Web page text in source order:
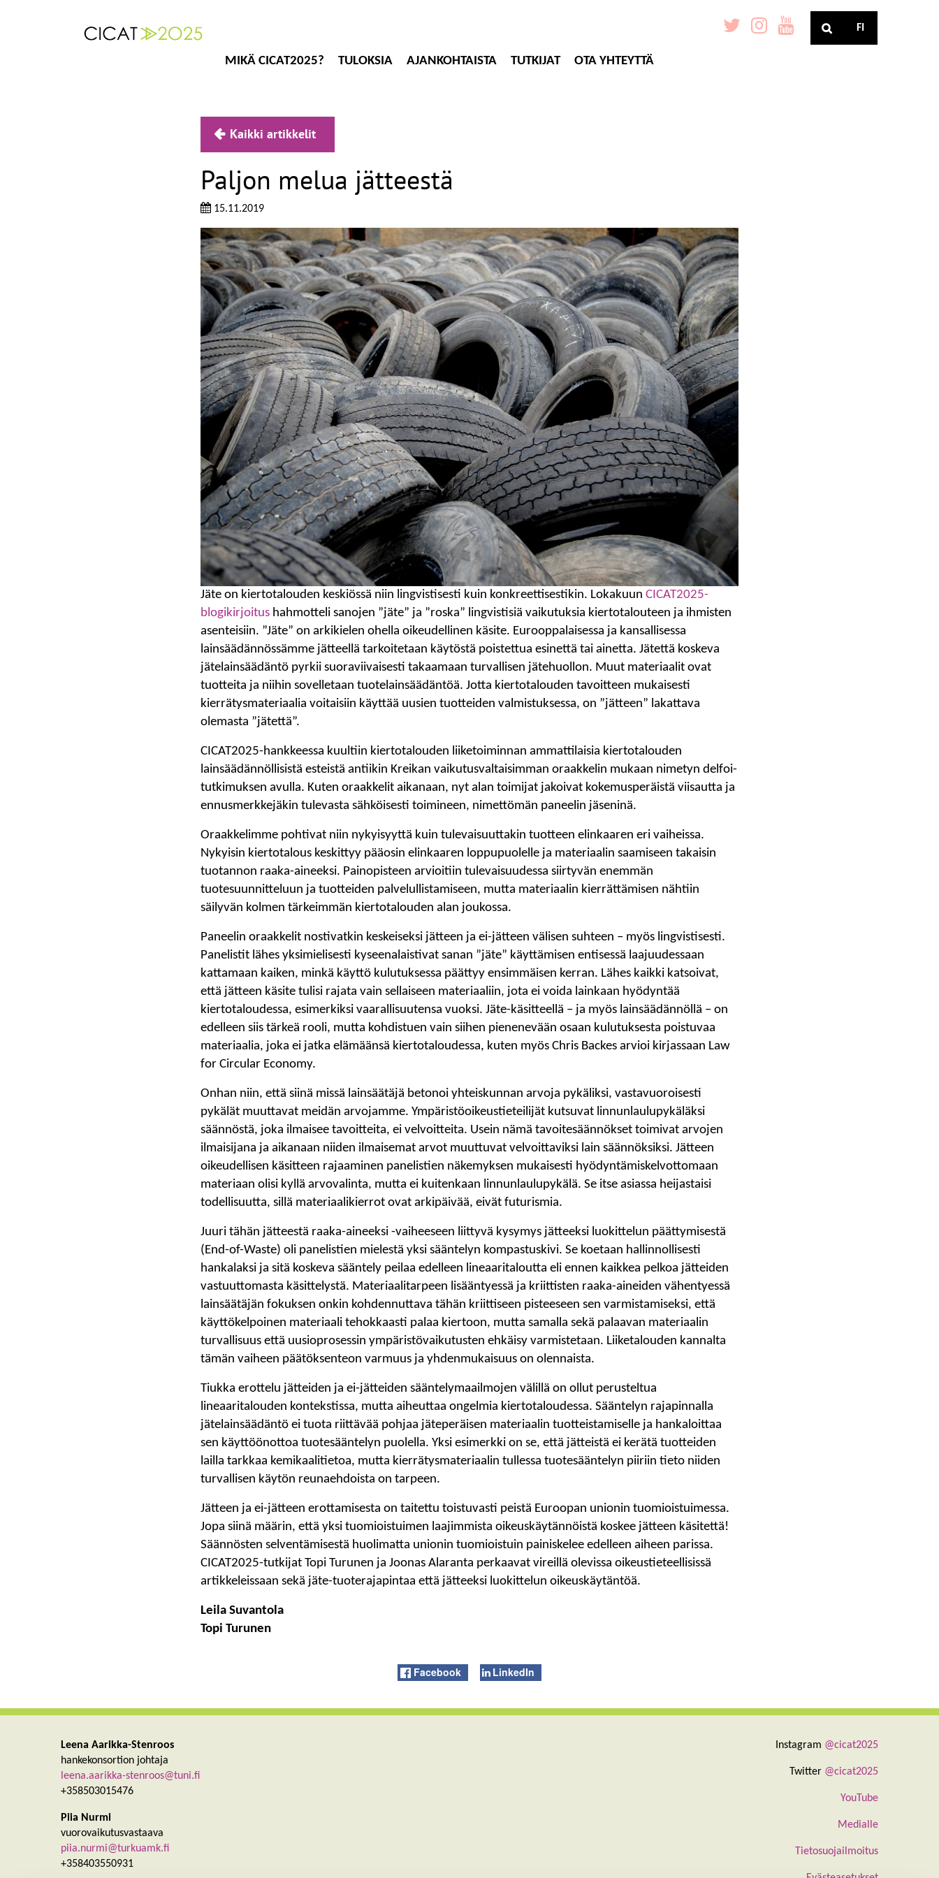
FI
MIKÄ CICAT2025? TULOKSIA AJANKOHTAISTA TUTKIJAT OTA YHTEYTTÄ
Kaikki artikkelit
Paljon melua jätteestä
15.11.2019
Jäte on kiertotalouden keskiössä niin lingvistisesti kuin konkreettisestikin. Lokakuun CICAT2025-
blogikirjoitus hahmotteli sanojen ”jäte” ja ”roska” lingvistisiä vaikutuksia kiertotalouteen ja ihmisten
asenteisiin. ”Jäte” on arkikielen ohella oikeudellinen käsite. Eurooppalaisessa ja kansallisessa
lainsäädännössämme jätteellä tarkoitetaan käytöstä poistettua esinettä tai ainetta. Jätettä koskeva
jätelainsäädäntö pyrkii suoraviivaisesti takaamaan turvallisen jätehuollon. Muut materiaalit ovat
tuotteita ja niihin sovelletaan tuotelainsäädäntöä. Jotta kiertotalouden tavoitteen mukaisesti
kierrätysmateriaalia voitaisiin käyttää uusien tuotteiden valmistuksessa, on ”jätteen” lakattava
olemasta ”jätettä”.
CICAT2025-hankkeessa kuultiin kiertotalouden liiketoiminnan ammattilaisia kiertotalouden
lainsäädännöllisistä esteistä antiikin Kreikan vaikutusvaltaisimman oraakkelin mukaan nimetyn delfoi-
tutkimuksen avulla. Kuten oraakkelit aikanaan, nyt alan toimijat jakoivat kokemusperäistä viisautta ja
ennusmerkkejäkin tulevasta sähköisesti toimineen, nimettömän paneelin jäseninä.
Oraakkelimme pohtivat niin nykyisyyttä kuin tulevaisuuttakin tuotteen elinkaaren eri vaiheissa.
Nykyisin kiertotalous keskittyy pääosin elinkaaren loppupuolelle ja materiaalin saamiseen takaisin
tuotannon raaka-aineeksi. Painopisteen arvioitiin tulevaisuudessa siirtyvän enemmän
tuotesuunnitteluun ja tuotteiden palvelullistamiseen, mutta materiaalin kierrättämisen nähtiin
säilyvän kolmen tärkeimmän kiertotalouden alan joukossa.
Paneelin oraakkelit nostivatkin keskeiseksi jätteen ja ei-jätteen välisen suhteen – myös lingvistisesti.
Panelistit lähes yksimielisesti kyseenalaistivat sanan ”jäte” käyttämisen entisessä laajuudessaan
kattamaan kaiken, minkä käyttö kulutuksessa päättyy ensimmäisen kerran. Lähes kaikki katsoivat,
että jätteen käsite tulisi rajata vain sellaiseen materiaaliin, jota ei voida lainkaan hyödyntää
kiertotaloudessa, esimerkiksi vaarallisuutensa vuoksi. Jäte-käsitteellä – ja myös lainsäädännöllä – on
edelleen siis tärkeä rooli, mutta kohdistuen vain siihen pienenevään osaan kulutuksesta poistuvaa
materiaalia, joka ei jatka elämäänsä kiertotaloudessa, kuten myös Chris Backes arvioi kirjassaan Law
for Circular Economy.
Onhan niin, että siinä missä lainsäätäjä betonoi yhteiskunnan arvoja pykäliksi, vastavuoroisesti
pykälät muuttavat meidän arvojamme. Ympäristöoikeustieteilijät kutsuvat linnunlaulupykäläksi
säännöstä, joka ilmaisee tavoitteita, ei velvoitteita. Usein nämä tavoitesäännökset toimivat arvojen
ilmaisijana ja aikanaan niiden ilmaisemat arvot muuttuvat velvoittaviksi lain säännöksiksi. Jätteen
oikeudellisen käsitteen rajaaminen panelistien näkemyksen mukaisesti hyödyntämiskelvottomaan
materiaan olisi kyllä arvovalinta, mutta ei kuitenkaan linnunlaulupykälä. Se itse asiassa heijastaisi
todellisuutta, sillä materiaalikierrot ovat arkipäivää, eivät futurismia.
Juuri tähän jätteestä raaka-aineeksi -vaiheeseen liittyvä kysymys jätteeksi luokittelun päättymisestä
(End-of-Waste) oli panelistien mielestä yksi sääntelyn kompastuskivi. Se koetaan hallinnollisesti
hankalaksi ja sitä koskeva sääntely peilaa edelleen lineaaritaloutta eli ennen kaikkea pelkoa jätteiden
vastuuttomasta käsittelystä. Materiaalitarpeen lisääntyessä ja kriittisten raaka-aineiden vähentyessä
lainsäätäjän fokuksen onkin kohdennuttava tähän kriittiseen pisteeseen sen varmistamiseksi, että
käyttökelpoinen materiaali tehokkaasti palaa kiertoon, mutta samalla sekä palaavan materiaalin
turvallisuus että uusioprosessin ympäristövaikutusten ehkäisy varmistetaan. Liiketalouden kannalta
tämän vaiheen päätöksenteon varmuus ja yhdenmukaisuus on olennaista.
Tiukka erottelu jätteiden ja ei-jätteiden sääntelymaailmojen välillä on ollut perusteltua
lineaaritalouden kontekstissa, mutta aiheuttaa ongelmia kiertotaloudessa. Sääntelyn rajapinnalla
jätelainsäädäntö ei tuota riittävää pohjaa jäteperäisen materiaalin tuotteistamiselle ja hankaloittaa
sen käyttöönottoa tuotesääntelyn puolella. Yksi esimerkki on se, että jätteistä ei kerätä tuotteiden
lailla tarkkaa kemikaalitietoa, mutta kierrätysmateriaalin tullessa tuotesääntelyn piiriin tieto niiden
turvallisen käytön reunaehdoista on tarpeen.
Jätteen ja ei-jätteen erottamisesta on taitettu toistuvasti peistä Euroopan unionin tuomioistuimessa.
Jopa siinä määrin, että yksi tuomioistuimen laajimmista oikeuskäytännöistä koskee jätteen käsitettä!
Säännösten selventämisestä huolimatta unionin tuomioistuin painiskelee edelleen aiheen parissa.
CICAT2025-tutkijat Topi Turunen ja Joonas Alaranta perkaavat vireillä olevissa oikeustieteellisissä
artikkeleissaan sekä jäte-tuoterajapintaa että jätteeksi luokittelun oikeuskäytäntöä.
Leila Suvantola
Topi Turunen
Facebook LinkedIn
Leena Aarikka-Stenroos
hankekonsortion johtaja
leena.aarikka-stenroos@tuni.fi
+358503015476
Piia Nurmi
vuorovaikutusvastaava
piia.nurmi@turkuamk.fi
+358403550931
Instagram @cicat2025
Twitter @cicat2025
YouTube
Medialle
Tietosuojailmoitus